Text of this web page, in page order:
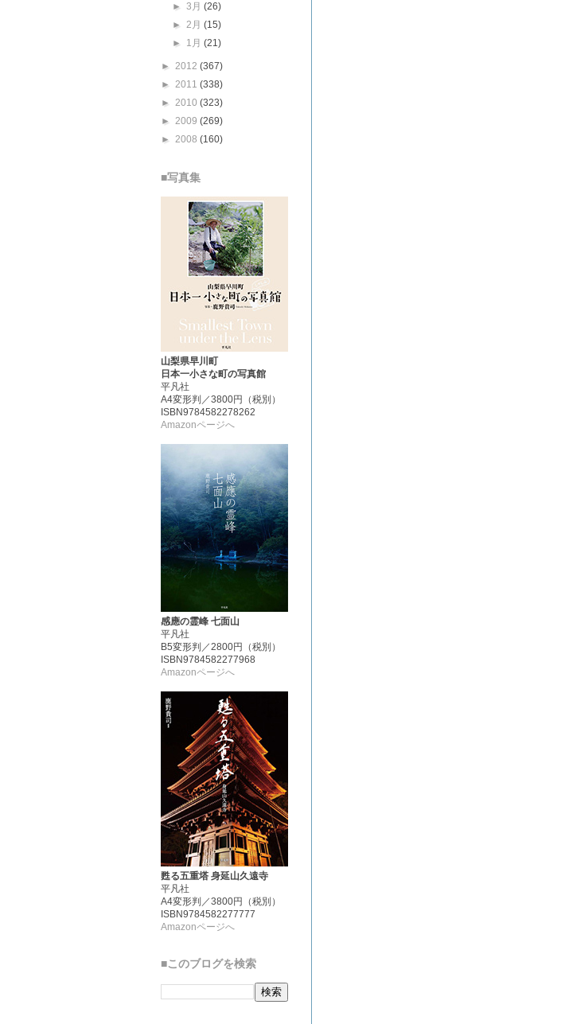
►3月(26)
►2月(15)
► 1月(21)
► 2012 (367)
► 2011 (338)
► 2010 (323)
► 2009 (269)
► 2008 (160)
■写真集
山梨県早川町
日本一小さな町の写真館
平凡社
A4変形判／3800円（税別）
ISBN9784582278262
Amazonページへ
感應の霊峰 七面山
平凡社
B5変形判／2800円（税別）
ISBN9784582277968
Amazonページへ
甦る五重塔 身延山久遠寺
平凡社
A4変形判／3800円（税別）
ISBN9784582277777
Amazonページへ
■このブログを検索